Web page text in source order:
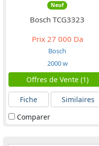
Neuf
Bosch TCG3323
Prix27 000 Da
Bosch
2000 w
Offres de Vente (1)
Fiche
Similaires
Comparer